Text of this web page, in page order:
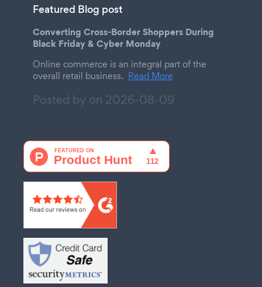
Featured Blog post
Converting Cross-Border Shoppers During
Black Friday & Cyber Monday
Online commerce is an integral part of the
overall retail business. Read More
Posted by on 2026-08-09